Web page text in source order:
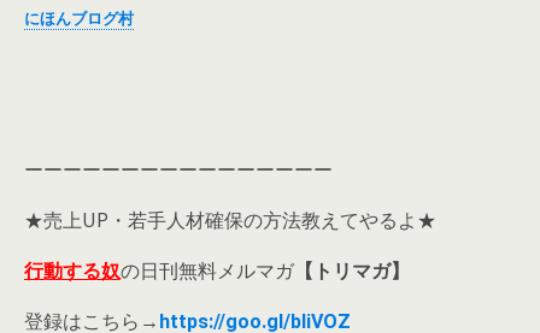
にほんブログ村
ーーーーーーーーーーーーーーーー
★売上UP・若手人材確保の方法教えてやるよ★
行動する奴の日刊無料メルマガ【トリマガ】
登録はこちら→ https://goo.gl/bIiVOZ